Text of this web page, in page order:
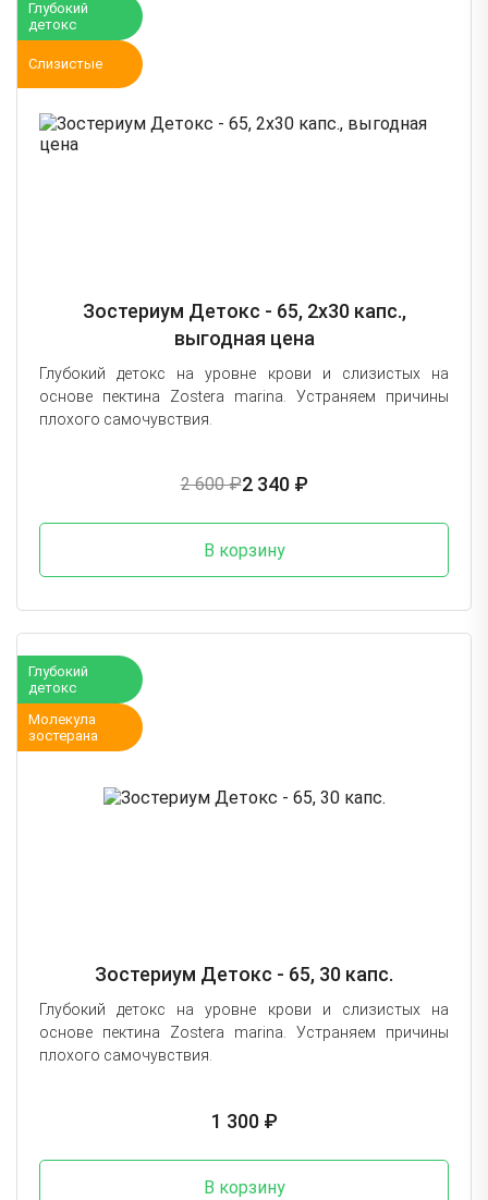
Глубокий
детокс
Слизистые
Зостериум Детокс - 65, 2х30 капс.,
выгодная цена
Глубокий детокс на уровне крови и слизистых на
основе пектина Zostera marina. Устраняем причины
плохого самочувствия.
2 600 ₽2 340 ₽
В корзину
Глубокий
детокс
Молекула
зостерана
Зостериум Детокс - 65, 30 капс.
Глубокий детокс на уровне крови и слизистых на
основе пектина Zostera marina. Устраняем причины
плохого самочувствия.
1 300 ₽
В корзину